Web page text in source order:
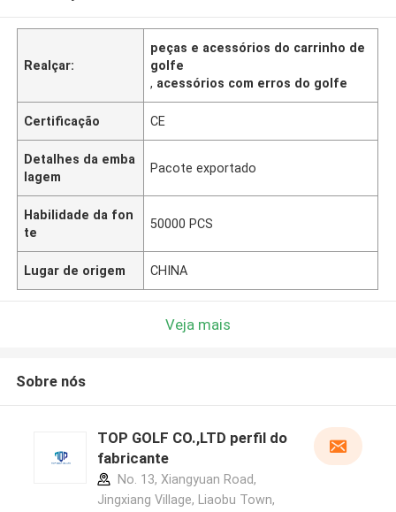
Realçar:
peças e acessórios do carrinho de
golfe
, acessórios com erros do golfe
Certificação CE
Detalhes da emba
lagem
Pacote exportado
Habilidade da fon
te
50000 PCS
Lugar de origem CHINA
Veja mais
Sobre nós
TOP GOLF CO.,LTD perfil do
fabricante
No. 13, Xiangyuan Road,
Jingxiang Village, Liaobu Town,